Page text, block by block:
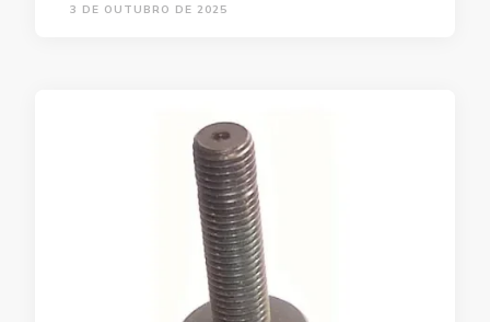
3 DE OUTUBRO DE 2025